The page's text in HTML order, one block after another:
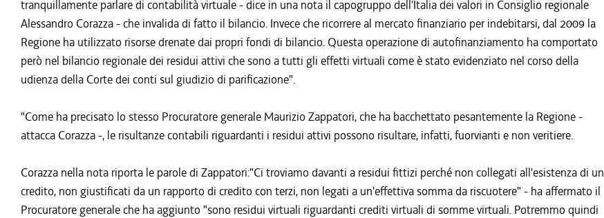
tranquillamente parlare di contabilità virtuale - dice in una nota il capogruppo dell'Italia dei valori in Consiglio regionale
Alessandro Corazza - che invalida di fatto il bilancio. Invece che ricorrere al mercato finanziario per indebitarsi, dal 2009 la
Regione ha utilizzato risorse drenate dai propri fondi di bilancio. Questa operazione di autofinanziamento ha comportato
però nel bilancio regionale dei residui attivi che sono a tutti gli effetti virtuali come è stato evidenziato nel corso della
udienza della Corte dei conti sul giudizio di parificazione".
"Come ha precisato lo stesso Procuratore generale Maurizio Zappatori, che ha bacchettato pesantemente la Regione -
attacca Corazza -, le risultanze contabili riguardanti i residui attivi possono risultare, infatti, fuorvianti e non veritiere.
Corazza nella nota riporta le parole di Zappatori:"Ci troviamo davanti a residui fittizi perché non collegati all'esistenza di un
credito, non giustificati da un rapporto di credito con terzi, non legati a un'effettiva somma da riscuotere" - ha affermato il
Procuratore generale che ha aggiunto "sono residui virtuali riguardanti crediti virtuali di somme virtuali. Potremmo quindi